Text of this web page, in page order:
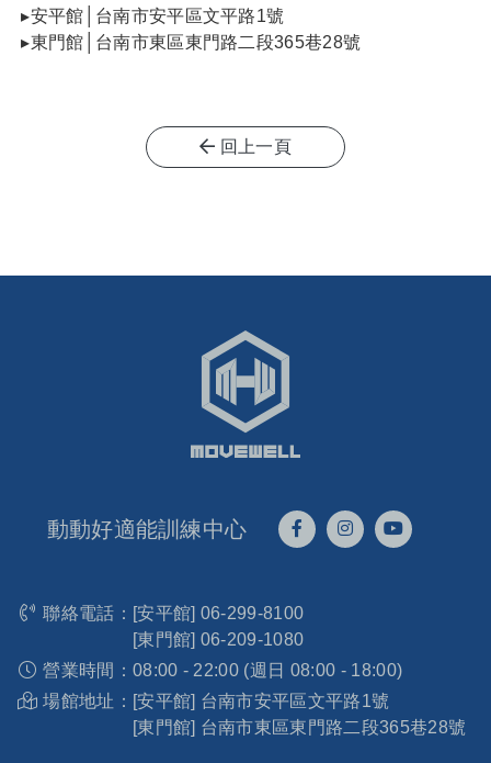
▸安平館│台南市安平區文平路1號
▸東門館│台南市東區東門路二段365巷28號
回上一頁
動動好適能訓練中心
聯絡電話： [安平館] 06-299-8100
[東門館] 06-209-1080
營業時間： 08:00 - 22:00 (週日 08:00 - 18:00)
場館地址： [安平館] 台南市安平區文平路1號
[東門館] 台南市東區東門路二段365巷28號